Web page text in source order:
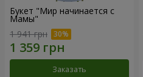
Букет "Мир начинается с
Мамы"
1 941 грн
Заказать